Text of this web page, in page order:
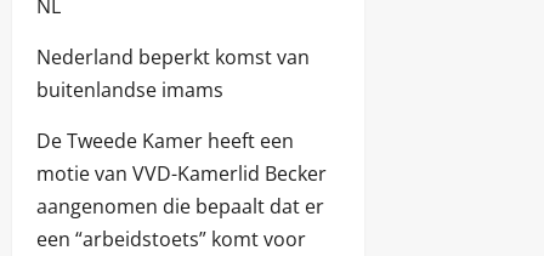
NL
Nederland beperkt komst van
buitenlandse imams
De Tweede Kamer heeft een
motie van VVD-Kamerlid Becker
aangenomen die bepaalt dat er
een “arbeidstoets” komt voor